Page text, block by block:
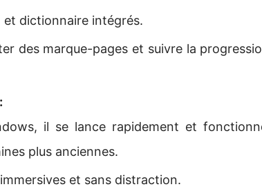
dictionnaire intégrés.
des marque-pages et suivre la
il se lance rapidement et
plus anciennes.
et sans distraction.